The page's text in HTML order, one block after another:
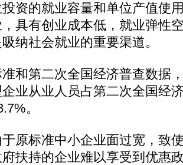
资的就业容量和单位产值使
具有创业成本低，就业弹性
纳社会就业的重要渠道。
第二次全国经济普查数据
业从业人员占第二次全国经
。
标准中小企业面过宽，致
扶持的企业难以享受到优惠